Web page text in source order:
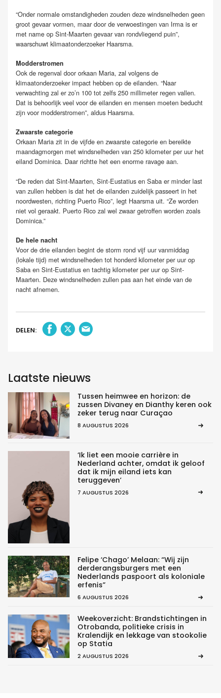
“Onder normale omstandigheden zouden deze windsnelheden geen
groot gevaar vormen, maar door de verwoestingen van Irma is er
met name op Sint-Maarten gevaar van rondvliegend puin”,
waarschuwt klimaatonderzoeker Haarsma.
Modderstromen
Ook de regenval door orkaan Maria, zal volgens de
klimaatonderzoeker impact hebben op de eilanden. “Naar
verwachting zal er zo’n 100 tot zelfs 250 millimeter regen vallen.
Dat is behoorlijk veel voor de eilanden en mensen moeten beducht
zijn voor modderstromen”, aldus Haarsma.
Zwaarste categorie
Orkaan Maria zit in de vijfde en zwaarste categorie en bereikte
maandagmorgen met windsnelheden van 250 kilometer per uur het
eiland Dominica. Daar richtte het een enorme ravage aan.
“De reden dat Sint-Maarten, Sint-Eustatius en Saba er minder last
van zullen hebben is dat het de eilanden zuidelijk passeert in het
noordwesten, richting Puerto Rico”, legt Haarsma uit. “Ze worden
niet vol geraakt. Puerto Rico zal wel zwaar getroffen worden zoals
Dominica.”
De hele nacht
Voor de drie eilanden begint de storm rond vijf uur vanmiddag
(lokale tijd) met windsnelheden tot honderd kilometer per uur op
Saba en Sint-Eustatius en tachtig kilometer per uur op Sint-
Maarten. Deze windsnelheden zullen pas aan het einde van de
nacht afnemen.
DELEN:
Laatste nieuws
Tussen heimwee en horizon: de
zussen Divaney en Dianthy keren ook
zeker terug naar Curaçao
8 AUGUSTUS 2026
‘Ik liet een mooie carrière in
Nederland achter, omdat ik geloof
dat ik mijn eiland iets kan
teruggeven’
7 AUGUSTUS 2026
Felipe ‘Chago’ Melaan: “Wij zijn
derderangsburgers met een
Nederlands paspoort als koloniale
erfenis”
6 AUGUSTUS 2026
Weekoverzicht: Brandstichtingen in
Otrobanda, politieke crisis in
Kralendijk en lekkage van stookolie
op Statia
2 AUGUSTUS 2026